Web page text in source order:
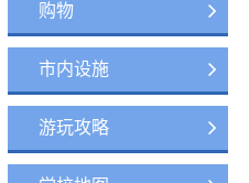
购物
市内设施
游玩攻略